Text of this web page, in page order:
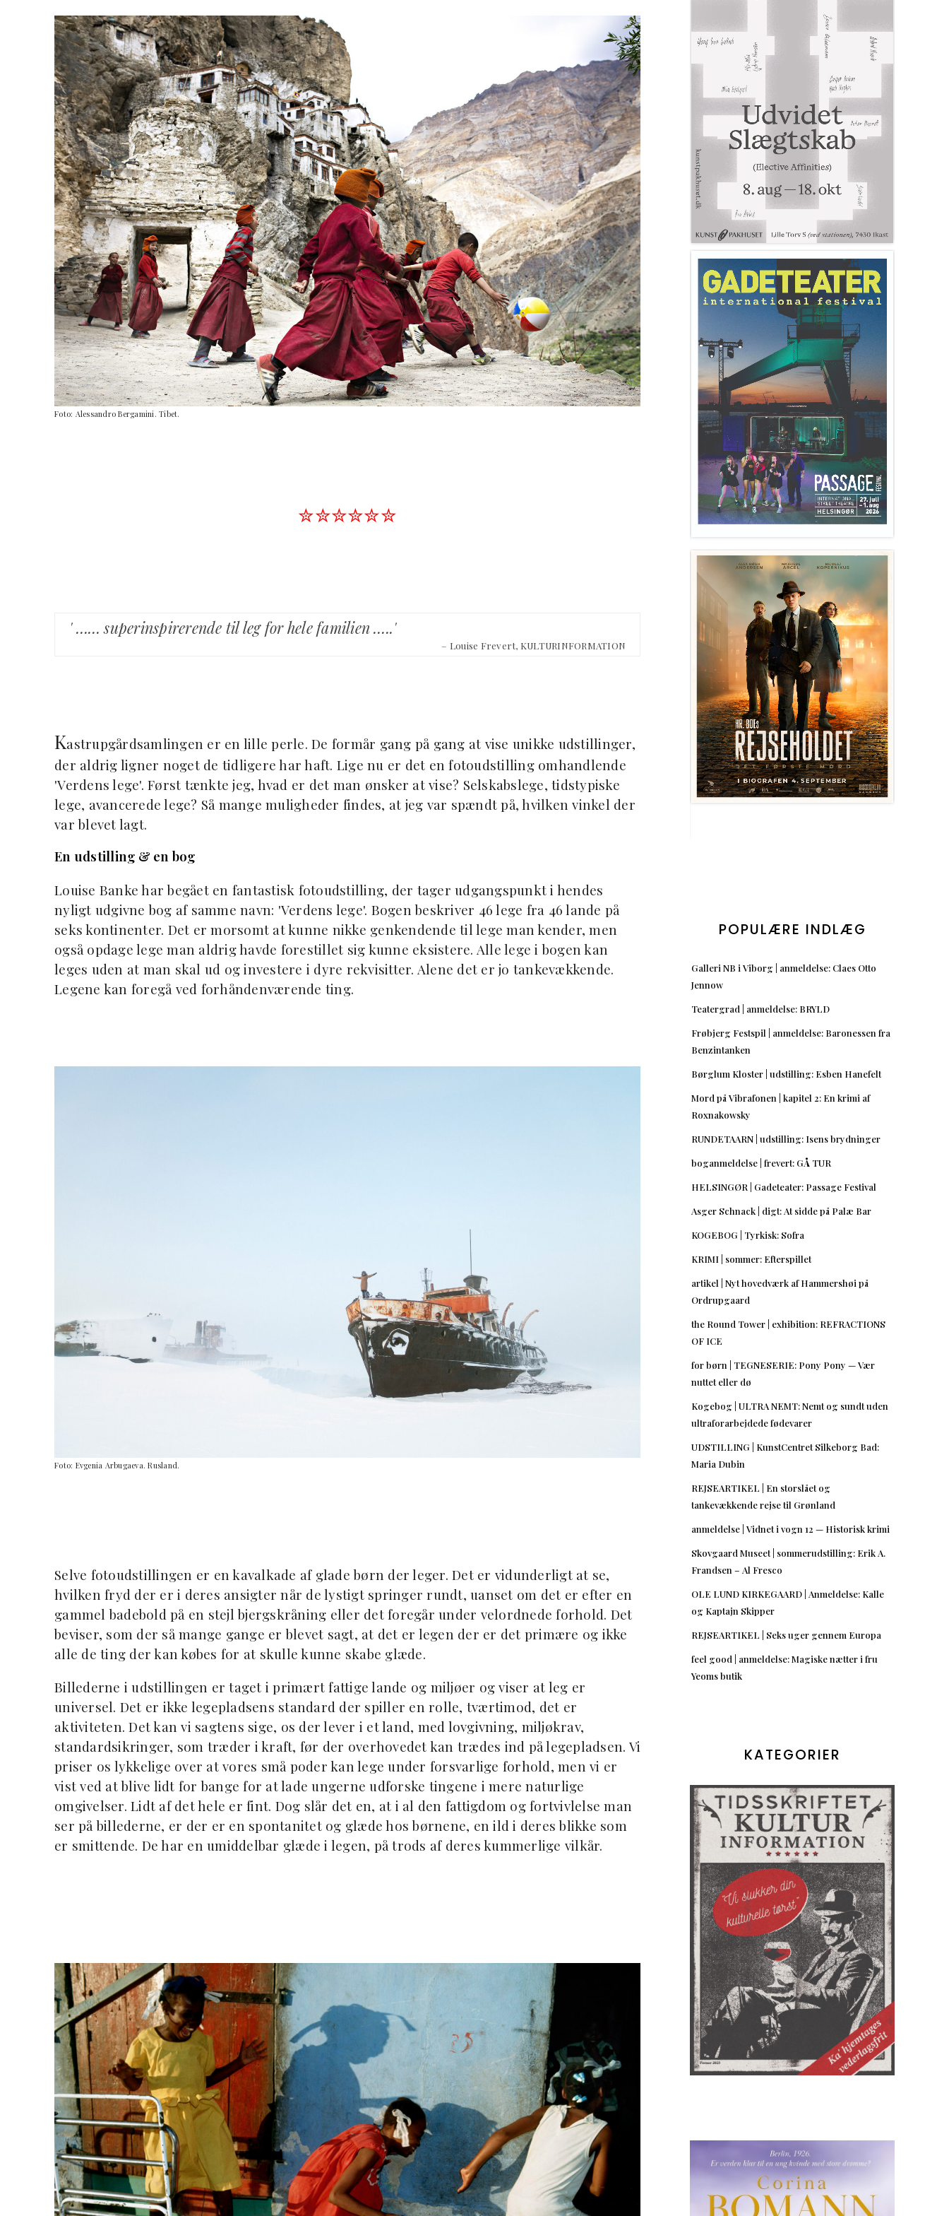
Foto: Alessandro Bergamini. Tibet.
✮✮✮✮✮✮
' …… superinspirerende til leg for hele familien …..'
– Louise Frevert, KULTURINFORMATION
Kastrupgårdsamlingen er en lille perle. De formår gang på gang at vise unikke udstillinger,
der aldrig ligner noget de tidligere har haft. Lige nu er det en fotoudstilling omhandlende
'Verdens lege'. Først tænkte jeg, hvad er det man ønsker at vise? Selskabslege, tidstypiske
lege, avancerede lege? Så mange muligheder findes, at jeg var spændt på, hvilken vinkel der
var blevet lagt.
En udstilling & en bog
Louise Banke har begået en fantastisk fotoudstilling, der tager udgangspunkt i hendes
nyligt udgivne bog af samme navn: 'Verdens lege'. Bogen beskriver 46 lege fra 46 lande på
seks kontinenter. Det er morsomt at kunne nikke genkendende til lege man kender, men
også opdage lege man aldrig havde forestillet sig kunne eksistere. Alle lege i bogen kan
leges uden at man skal ud og investere i dyre rekvisitter. Alene det er jo tankevækkende.
Legene kan foregå ved forhåndenværende ting.
Foto: Evgenia Arbugaeva. Rusland.
Selve fotoudstillingen er en kavalkade af glade børn der leger. Det er vidunderligt at se,
hvilken fryd der er i deres ansigter når de lystigt springer rundt, uanset om det er efter en
gammel badebold på en stejl bjergskråning eller det foregår under velordnede forhold. Det
beviser, som der så mange gange er blevet sagt, at det er legen der er det primære og ikke
alle de ting der kan købes for at skulle kunne skabe glæde.
Billederne i udstillingen er taget i primært fattige lande og miljøer og viser at leg er
universel. Det er ikke legepladsens standard der spiller en rolle, tværtimod, det er
aktiviteten. Det kan vi sagtens sige, os der lever i et land, med lovgivning, miljøkrav,
standardsikringer, som træder i kraft, før der overhovedet kan trædes ind på legepladsen. Vi
priser os lykkelige over at vores små poder kan lege under forsvarlige forhold, men vi er
vist ved at blive lidt for bange for at lade ungerne udforske tingene i mere naturlige
omgivelser. Lidt af det hele er fint. Dog slår det en, at i al den fattigdom og fortvivlelse man
ser på billederne, er der er en spontanitet og glæde hos børnene, en ild i deres blikke som
er smittende. De har en umiddelbar glæde i legen, på trods af deres kummerlige vilkår.
POPULÆRE INDLÆG
Galleri NB i Viborg | anmeldelse: Claes Otto
Jennow
Teatergrad | anmeldelse: BRYLD
Frøbjerg Festspil | anmeldelse: Baronessen fra
Benzintanken
Børglum Kloster | udstilling: Esben Hanefelt
Mord på Vibrafonen | kapitel 2: En krimi af
Roxnakowsky
RUNDETAARN | udstilling: Isens brydninger
boganmeldelse | frevert: GÅ TUR
HELSINGØR | Gadeteater: Passage Festival
Asger Schnack | digt: At sidde på Palæ Bar
KOGEBOG | Tyrkisk: Sofra
KRIMI | sommer: Efterspillet
artikel | Nyt hovedværk af Hammershøi på
Ordrupgaard
the Round Tower | exhibition: REFRACTIONS
OF ICE
for børn | TEGNESERIE: Pony Pony — Vær
nuttet eller dø
Kogebog | ULTRA NEMT: Nemt og sundt uden
ultraforarbejdede fødevarer
UDSTILLING | KunstCentret Silkeborg Bad:
Maria Dubin
REJSEARTIKEL | En storslået og
tankevækkende rejse til Grønland
anmeldelse | Vidnet i vogn 12 — Historisk krimi
Skovgaard Museet | sommerudstilling: Erik A.
Frandsen – Al Fresco
OLE LUND KIRKEGAARD | Anmeldelse: Kalle
og Kaptajn Skipper
REJSEARTIKEL | Seks uger gennem Europa
feel good | anmeldelse: Magiske nætter i fru
Yeoms butik
KATEGORIER